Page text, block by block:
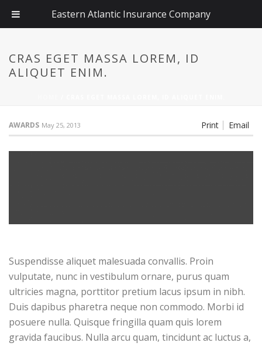
CRAS EGET MASSA LOREM, ID
ALIQUET ENIM.
Print Email
AWARDS May 25, 2013
Suspendisse aliquet malesuada convallis. Proin
vulputate, nunc in vestibulum ornare, purus quam
ultricies magna, porttitor pretium lacus ipsum in nibh.
Duis dapibus pharetra neque non commodo. Morbi id
posuere nulla. Quisque fringilla quam quis lorem
gravida faucibus. Nulla arcu quam, tincidunt ac luctus a,
Eastern Atlantic Insurance Company